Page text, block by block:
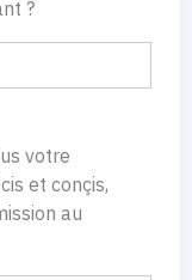
?
votre
et conçis,
au